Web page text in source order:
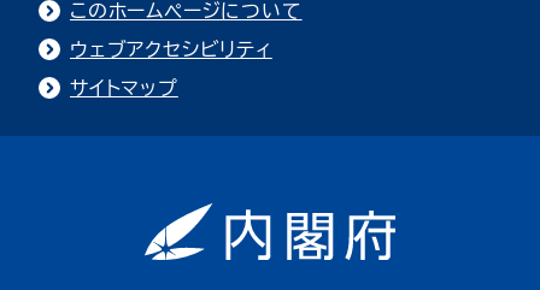
このホームページについて
ウェブアクセシビリティ
サイトマップ